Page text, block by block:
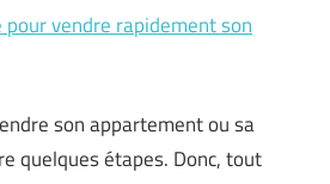
vendre rapidement son
son appartement ou sa
quelques étapes. Donc, tout